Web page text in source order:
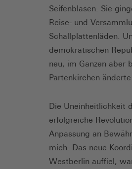
Seifenblasen. Sie
Reise- und
Schallplattenläden.
demokratischen
neu, im Ganzen aber
Partenkirchen
Die Uneinheitlichkeit
erfolgreiche
Anpassung an
mich. Das neue
Westberlin auffiel,